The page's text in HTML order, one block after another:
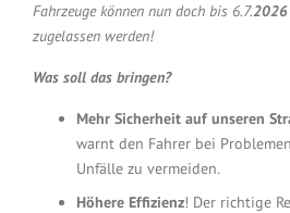
Fahrzeuge können nun doch bis 6.7.2026
zugelassen werden!
Was soll das bringen?
Mehr Sicherheit auf unseren
warnt den Fahrer bei
Unfälle zu vermeiden.
Höhere Effizienz! Der richtige